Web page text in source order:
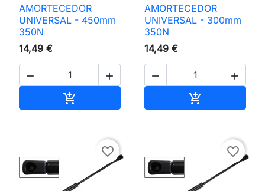
AMORTECEDOR
UNIVERSAL - 450mm
350N
14,49 €
 

AMORTECEDOR
UNIVERSAL - 300mm
350N
14,49 €
 

favorite_border favorite_border